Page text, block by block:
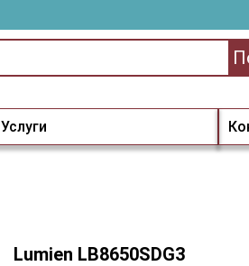
Услуги
Lumien LB8650SDG3